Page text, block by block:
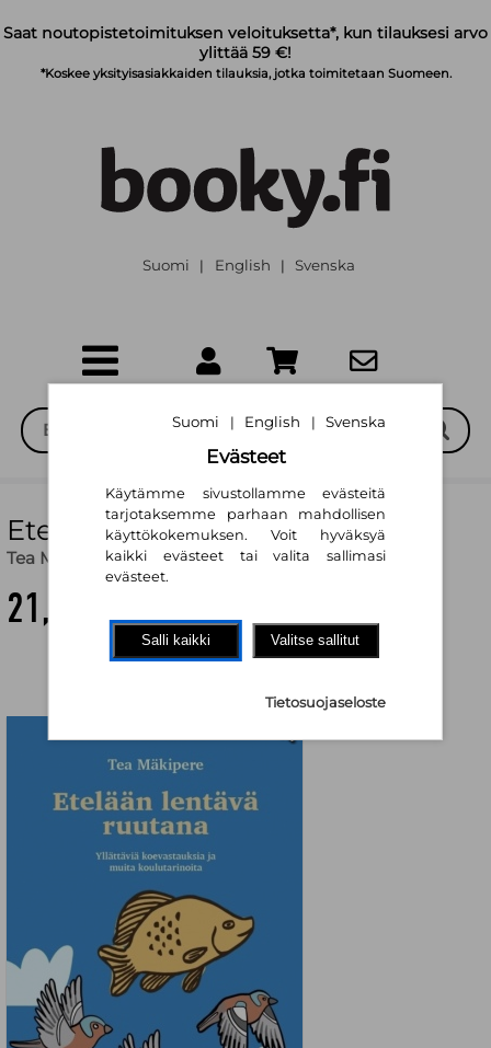
Saat noutopistetoimituksen veloituksetta*, kun tilauksesi arvo
ylittää 59 €!
*Koskee yksityisasiakkaiden tilauksia, jotka toimitetaan Suomeen.
Suomi | English | Svenska
Etelään lentävä ruutana
Tea Mäkipere,Anna Häyrynen (kuv.)
21,00 €
Suomi | English | Svenska
Evästeet
Käytämme sivustollamme evästeitä
tarjotaksemme parhaan mahdollisen
käyttökokemuksen. Voit hyväksyä
kaikki evästeet tai valita sallimasi
evästeet.
Salli kaikki Valitse sallitut
Tietosuojaseloste